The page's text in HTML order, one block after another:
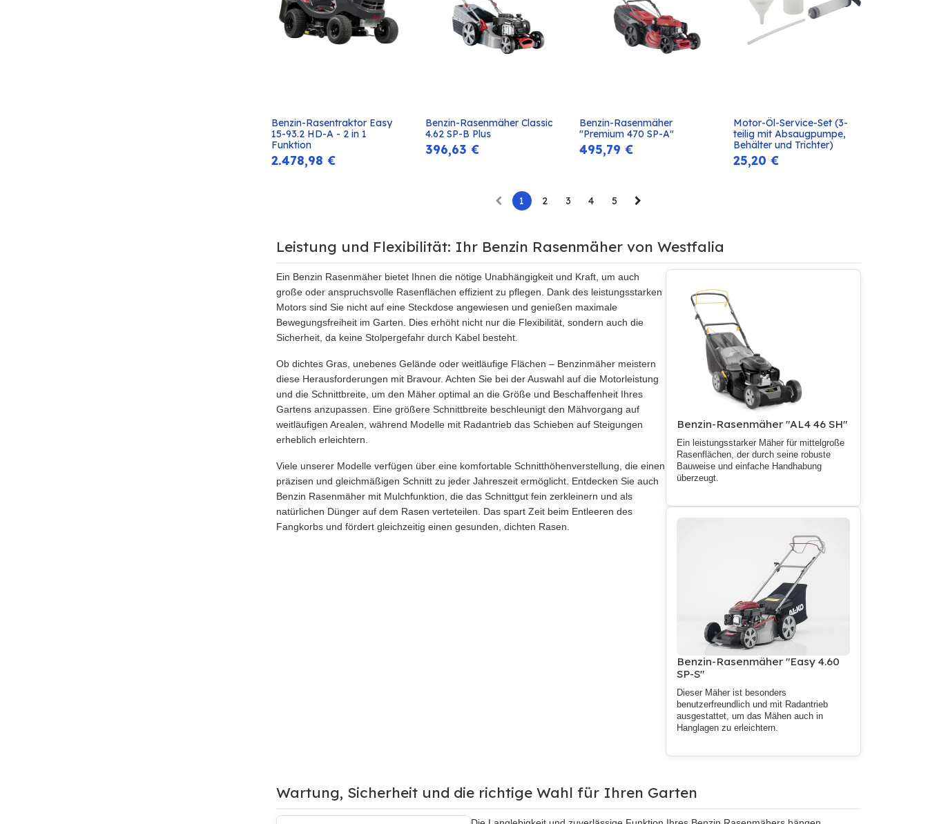
In den
Warenkorb
Benzin-Rasentraktor Easy
15-93.2 HD-A - 2 in 1
Funktion
2.478,98 €
In den
Warenkorb
Benzin-Rasenmäher Classic
4.62 SP-B Plus
396,63 €
In den
Warenkorb
Benzin-Rasenmäher
"Premium 470 SP-A"
495,79 €
In den
Warenkorb
Motor-Öl-Service-Set (3-
teilig mit Absaugpumpe,
Behälter und Trichter)
25,20 €
1 2 3 4 5
Leistung und Flexibilität: Ihr Benzin Rasenmäher von Westfalia
Ein Benzin Rasenmäher bietet Ihnen die nötige Unabhängigkeit und Kraft, um auch
große oder anspruchsvolle Rasenflächen effizient zu pflegen. Dank des leistungsstarken
Motors sind Sie nicht auf eine Steckdose angewiesen und genießen maximale
Bewegungsfreiheit im Garten. Dies erhöht nicht nur die Flexibilität, sondern auch die
Sicherheit, da keine Stolpergefahr durch Kabel besteht.
Ob dichtes Gras, unebenes Gelände oder weitläufige Flächen – Benzinmäher meistern
diese Herausforderungen mit Bravour. Achten Sie bei der Auswahl auf die Motorleistung
und die Schnittbreite, um den Mäher optimal an die Größe und Beschaffenheit Ihres
Gartens anzupassen. Eine größere Schnittbreite beschleunigt den Mähvorgang auf
weitläufigen Arealen, während Modelle mit Radantrieb das Schieben auf Steigungen
erheblich erleichtern.
Viele unserer Modelle verfügen über eine komfortable Schnitthöhenverstellung, die einen
präzisen und gleichmäßigen Schnitt zu jeder Jahreszeit ermöglicht. Entdecken Sie auch
Benzin Rasenmäher mit Mulchfunktion, die das Schnittgut fein zerkleinern und als
natürlichen Dünger auf dem Rasen verteteilen. Das spart Zeit beim Entleeren des
Fangkorbs und fördert gleichzeitig einen gesunden, dichten Rasen.
Benzin-Rasenmäher "AL4 46 SH"
Ein leistungsstarker Mäher für mittelgroße
Rasenflächen, der durch seine robuste
Bauweise und einfache Handhabung
überzeugt.
Benzin-Rasenmäher "Easy 4.60
SP-S"
Dieser Mäher ist besonders
benutzerfreundlich und mit Radantrieb
ausgestattet, um das Mähen auch in
Hanglagen zu erleichtern.
Wartung, Sicherheit und die richtige Wahl für Ihren Garten